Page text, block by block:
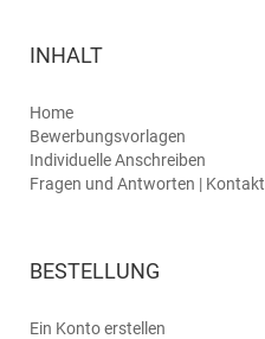
INHALT
Home
Bewerbungsvorlagen
Individuelle Anschreiben
Fragen und Antworten | Kontakt
BESTELLUNG
Ein Konto erstellen